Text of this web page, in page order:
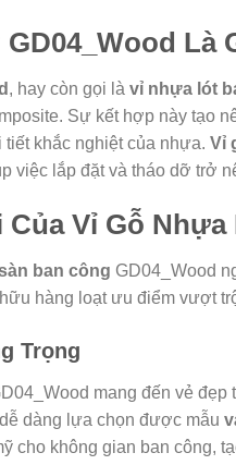
Là
, hay còn gọi là vỉ nhựa lót
Sự kết hợp này tạo
khắc nghiệt của nhựa. Vỉ
việc lắp đặt và tháo dỡ trở
Vỉ Gỗ Nhựa
ban công GD04_Wood
hàng loạt ưu điểm vượt
Trọng
mang đến vẻ
dàng lựa chọn được mẫu
cho không gian ban công,